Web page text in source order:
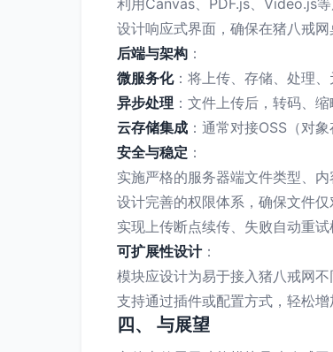
利用Canvas、PDF.js、Video.js
设计响应式界面，确保在猪八戒网
后端与架构 ：
微服务化：将上传、存储、处理
异步处理 ：文件上传后，转码、
云存储集成 ：通常对接OSS（对
安全与稳定 ：
实施严格的服务器端文件类型、
设计完善的权限体系，确保文件仅
实现上传断点续传、失败自动重
可扩展性设计：
模块应设计为易于接入猪八戒网
支持通过插件或配置方式，轻松
四、 与展望